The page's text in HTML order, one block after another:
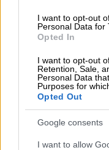
I want to opt-out
Personal Data for
Opted In
I want to opt-out
Retention, Sale,
Personal Data
Purposes for
Opted Out
Google consents
I want to allow
Τα σχολιά σας
ΕΘΝΟΣ θα παρεμβαίνει
διαγράφονται